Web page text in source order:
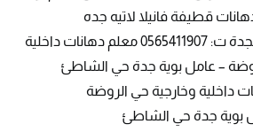
قطيفة فانيلا لاتيه جده
افضل معلم دهانات بجدة ت: 0565411907 معلم دهانات داخلية
– عامل بوية جدة حي الشاطئ
داخلية وخارجية حي الروضة
بوية جدة حي الشاطئ